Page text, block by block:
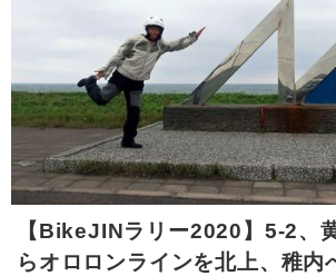
【BikeJINラリー2020】5-2、
らオロロンラインを北上、稚内